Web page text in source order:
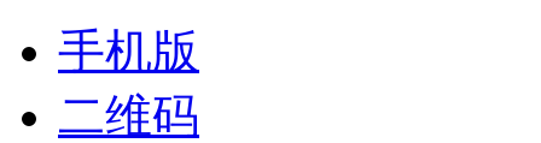
手机版
二维码